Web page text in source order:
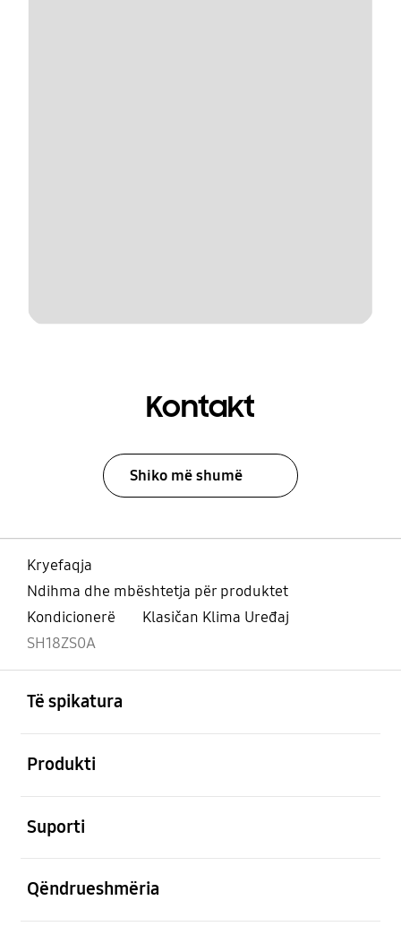
Kontakt
Shiko më shumë
Kryefaqja
Ndihma dhe mbështetja për produktet
Kondicionerë
Klasičan Klima Uređaj
SH18ZS0A
Të spikatura
Produkti
Suporti
Qëndrueshmëria